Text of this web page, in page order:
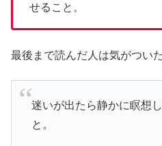
せること。
最後まで読んだ人は気がつい
迷いが出たら静かに瞑想
と。